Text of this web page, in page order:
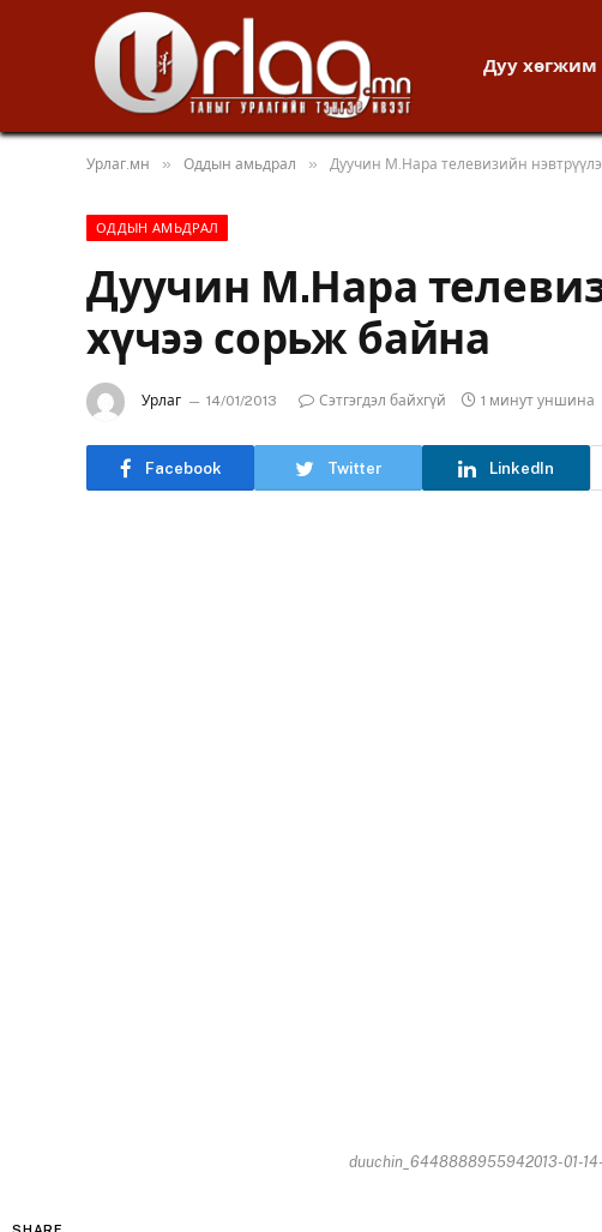
Дуу хөгжим
Урлаг.мн » Оддын амьдрал » Дуучин М.Нара телевизийн
ОДДЫН АМЬДРАЛ
Дуучин М.Нара
хүчээ сорьж байна
Урлаг 14/01/2013 Сэтгэгдэл байхгүй 1 минут уншина
Facebook Twitter LinkedIn
duuchin_6448888955942013-01-